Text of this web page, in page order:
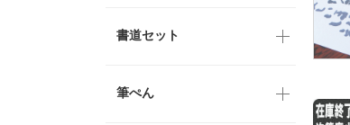
書道セット
筆ぺん